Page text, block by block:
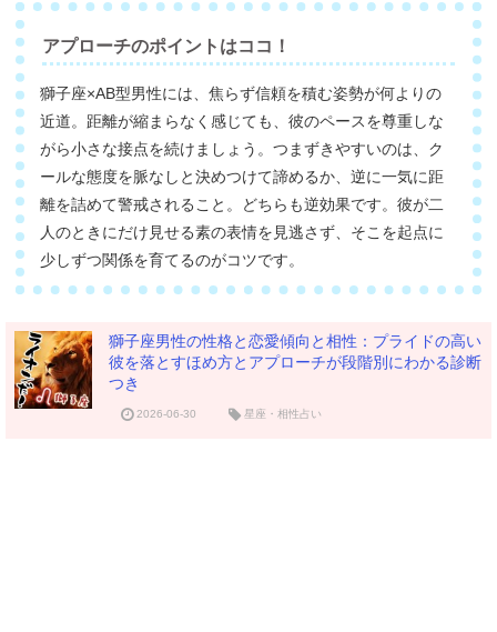
アプローチのポイントはココ！
獅子座×AB型男性には、焦らず信頼を積む姿勢が何よりの
近道。距離が縮まらなく感じても、彼のペースを尊重しな
がら小さな接点を続けましょう。つまずきやすいのは、ク
ールな態度を脈なしと決めつけて諦めるか、逆に一気に距
離を詰めて警戒されること。どちらも逆効果です。彼が二
人のときにだけ見せる素の表情を見逃さず、そこを起点に
少しずつ関係を育てるのがコツです。
獅子座男性の性格と恋愛傾向と相性：プライドの高い
彼を落とすほめ方とアプローチが段階別にわかる診断
つき
2026-06-30 星座・相性占い